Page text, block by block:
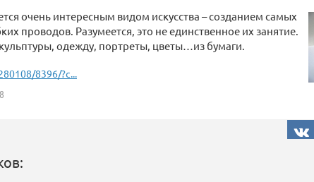
очень интересным видом искусства – созданием самых
проводов. Разумеется, это не единственное их занятие.
одежду, портреты, цветы…из бумаги.
8396/?c...